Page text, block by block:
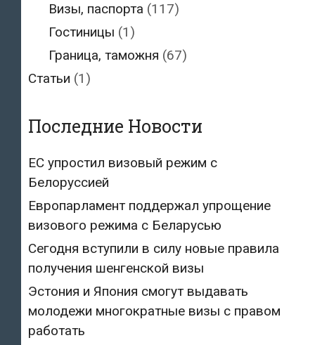
Визы, паспорта (117)
Гостиницы (1)
Граница, таможня (67)
Статьи (1)
Последние Новости
ЕС упростил визовый режим с
Белоруссией
Европарламент поддержал упрощение
визового режима с Беларусью
Сегодня вступили в силу новые правила
получения шенгенской визы
Эстония и Япония смогут выдавать
молодежи многократные визы с правом
работать